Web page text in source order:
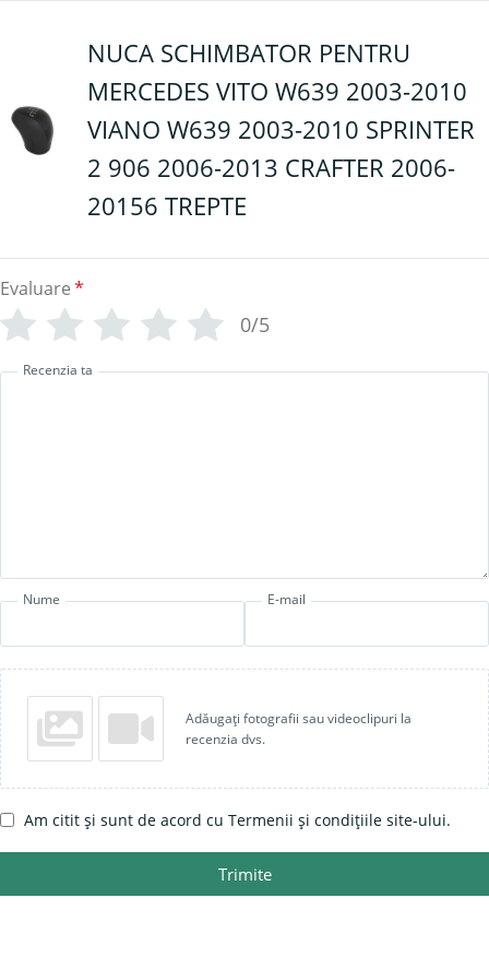
NUCA SCHIMBATOR PENTRU
MERCEDES VITO W639 2003-2010
VIANO W639 2003-2010 SPRINTER
2 906 2006-2013 CRAFTER 2006-
20156 TREPTE
Evaluare*
0/5
Recenzia ta
Nume E-mail
Adăugați fotografii sau videoclipuri la
recenzia dvs.
Am citit și sunt de acord cu Termenii și condițiile site-ului.
Trimite